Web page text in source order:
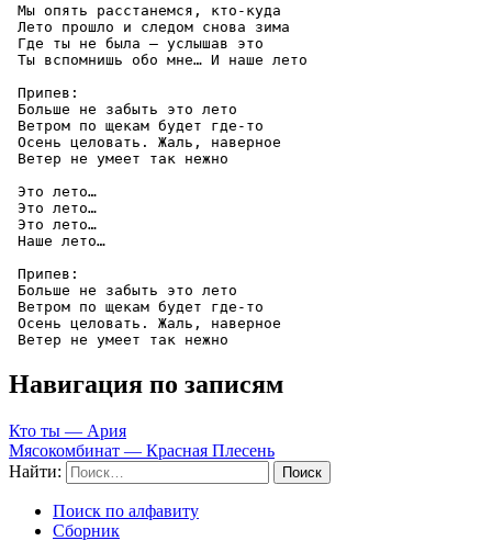
Мы опять расстанемся, кто-куда
Лето прошло и следом снова зима
Где ты не была — услышав это
Ты вспомнишь обо мне… И наше лето
Припев:
Больше не забыть это лето
Ветром по щекам будет где-то
Осень целовать. Жаль, наверное
Ветер не умеет так нежно
Это лето…
Это лето…
Это лето…
Наше лето…
Припев:
Больше не забыть это лето
Ветром по щекам будет где-то
Осень целовать. Жаль, наверное
Ветер не умеет так нежно
Навигация по записям
Кто ты — Ария
Мясокомбинат — Красная Плесень
Найти:
Поиск по алфавиту
Сборник